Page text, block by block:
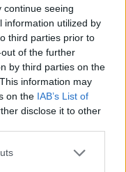
continue seeing
information utilized by
third parties prior to
of the further
by third parties on the
information may
on the IAB’s List of
disclose it to other